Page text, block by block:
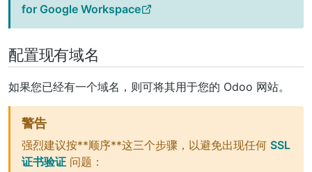
for Google Workspace
配置现有域名
如果您已经有一个域名，则可将其用于您的 Odoo 网站。
警告
强烈建议按**顺序**这三个步骤，以避免出现任何 SSL
证书验证 问题：